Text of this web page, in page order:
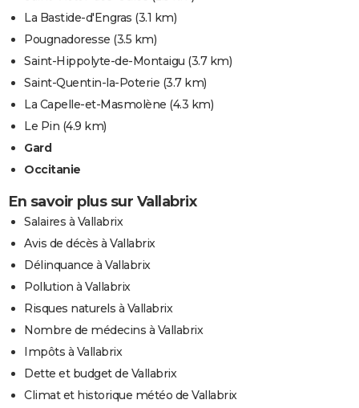
La Bastide-d'Engras (3.1 km)
Pougnadoresse (3.5 km)
Saint-Hippolyte-de-Montaigu (3.7 km)
Saint-Quentin-la-Poterie (3.7 km)
La Capelle-et-Masmolène (4.3 km)
Le Pin (4.9 km)
Gard
Occitanie
En savoir plus sur Vallabrix
Salaires à Vallabrix
Avis de décès à Vallabrix
Délinquance à Vallabrix
Pollution à Vallabrix
Risques naturels à Vallabrix
Nombre de médecins à Vallabrix
Impôts à Vallabrix
Dette et budget de Vallabrix
Climat et historique météo de Vallabrix